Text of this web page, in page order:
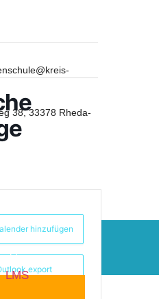
38, 33378 Rheda-
LMS
hinzufügen
export